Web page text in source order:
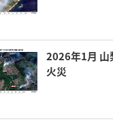
2026年1月 山
火災